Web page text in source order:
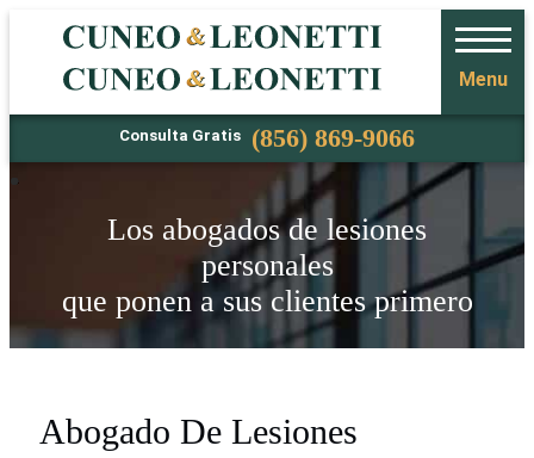
Consulta Gratis Teléfono
(856) 869-9066
Menu
Los abogados de lesiones
personales
que ponen a sus clientes primero
Abogado De Lesiones